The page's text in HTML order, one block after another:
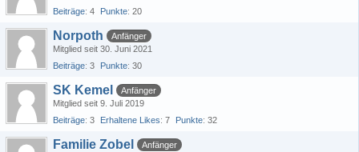
Beiträge 4 Punkte 20
Norpoth
Anfänger
Mitglied seit 30. Juni 2021
Beiträge 3 Punkte 30
SK Kemel
Anfänger
Mitglied seit 9. Juli 2019
Beiträge 3 Erhaltene Likes 7 Punkte 32
Familie Zobel
Anfänger